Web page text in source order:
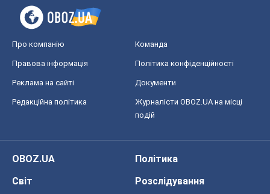
Про компанію Команда
Правова інформація Політика конфіденційності
Реклама на сайті Документи
Редакційна політика
Журналісти OBOZ.UA на місці
подій
OBOZ.UA
Політика
Світ
Розслідування